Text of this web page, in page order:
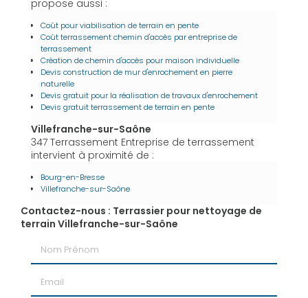
propose aussi :
Coût pour viabilisation de terrain en pente
Coût terrassement chemin d'accès par entreprise de
terrassement
Création de chemin d'accès pour maison individuelle
Devis construction de mur d'enrochement en pierre
naturelle
Devis gratuit pour la réalisation de travaux d'enrochement
Devis gratuit terrassement de terrain en pente
Villefranche-sur-Saône
347 Terrassement Entreprise de terrassement
intervient à proximité de :
Bourg-en-Bresse
Villefranche-sur-Saône
Contactez-nous : Terrassier pour nettoyage de
terrain Villefranche-sur-Saône